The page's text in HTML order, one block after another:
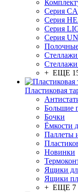
Серия
Серия
Серия
Серия
+ ЕЩЕ
Пластиковая
Большие
Бочки
Ёмкости
Паллеты
Новинки
Ящики
Ящики
+ ЕЩЕ 7